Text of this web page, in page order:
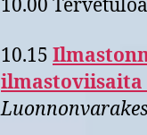
10.00 Tervetuloa
10.15